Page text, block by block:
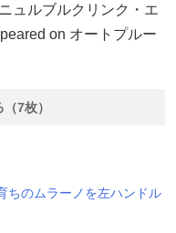
ュルブルクリンク・エ
on オートプルー
7枚）
ちのムラーノを左ハンドル